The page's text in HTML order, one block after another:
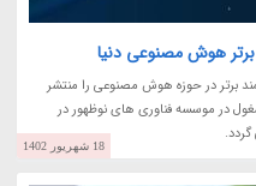
مجله تایم به تازگی لیست 100 دانشمند برتر در حوزه هوش مصنوعی را منتشر
در موسسه فناوری های نوظهور در
18 شهریور 1402